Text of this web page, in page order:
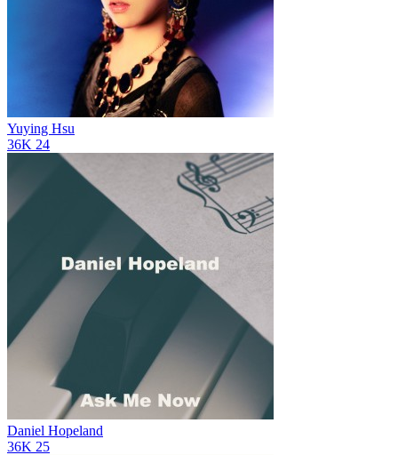
Yuying Hsu
36K 24
Daniel Hopeland
36K 25